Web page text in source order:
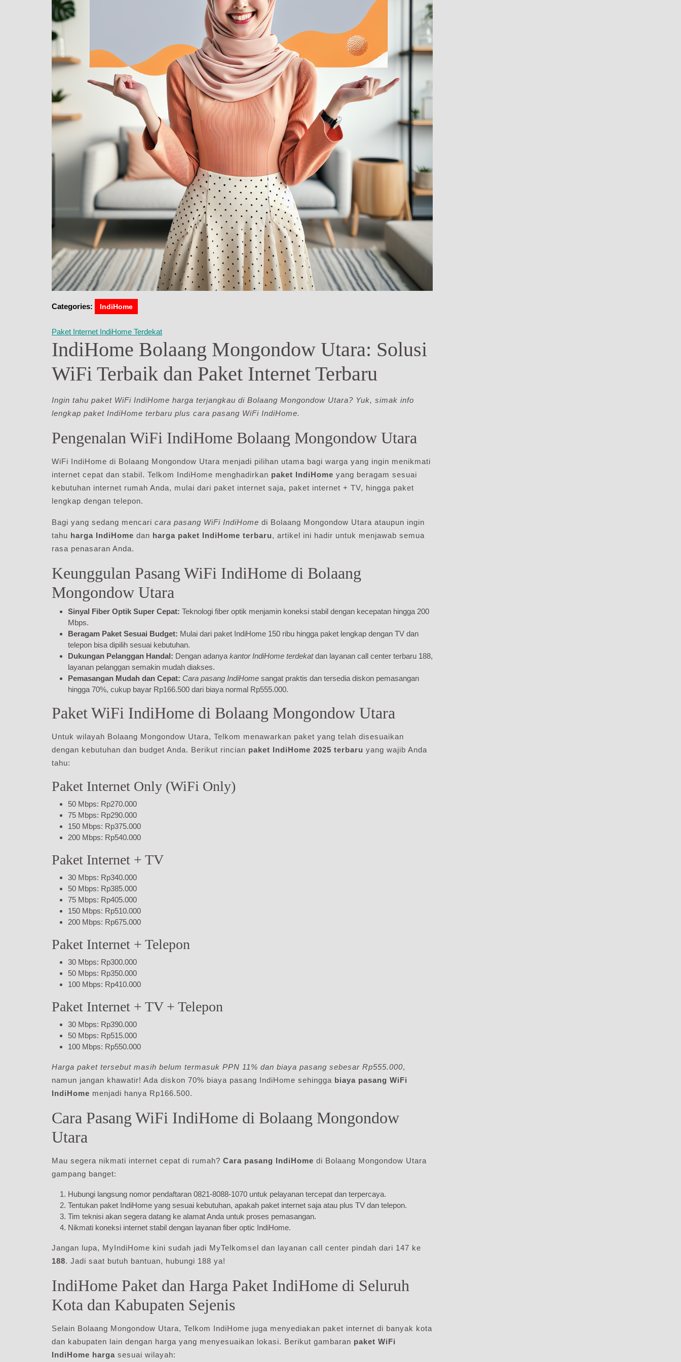
Categories: IndiHome
Paket Internet IndiHome Terdekat
IndiHome Bolaang Mongondow Utara: Solusi
WiFi Terbaik dan Paket Internet Terbaru
Ingin tahu paket WiFi IndiHome harga terjangkau di Bolaang Mongondow Utara? Yuk, simak info
lengkap paket IndiHome terbaru plus cara pasang WiFi IndiHome.
Pengenalan WiFi IndiHome Bolaang Mongondow Utara
WiFi IndiHome di Bolaang Mongondow Utara menjadi pilihan utama bagi warga yang ingin menikmati
internet cepat dan stabil. Telkom IndiHome menghadirkan paket IndiHome yang beragam sesuai
kebutuhan internet rumah Anda, mulai dari paket internet saja, paket internet + TV, hingga paket
lengkap dengan telepon.
Bagi yang sedang mencari cara pasang WiFi IndiHome di Bolaang Mongondow Utara ataupun ingin
tahu harga IndiHome dan harga paket IndiHome terbaru, artikel ini hadir untuk menjawab semua
rasa penasaran Anda.
Keunggulan Pasang WiFi IndiHome di Bolaang
Mongondow Utara
Sinyal Fiber Optik Super Cepat: Teknologi fiber optik menjamin koneksi stabil dengan kecepatan hingga 200
Mbps.
Beragam Paket Sesuai Budget: Mulai dari paket IndiHome 150 ribu hingga paket lengkap dengan TV dan
telepon bisa dipilih sesuai kebutuhan.
Dukungan Pelanggan Handal: Dengan adanya kantor IndiHome terdekatdan layanan call center terbaru 188,
layanan pelanggan semakin mudah diakses.
Pemasangan Mudah dan Cepat: Cara pasang IndiHome sangat praktis dan tersedia diskon pemasangan
hingga 70%, cukup bayar Rp166.500 dari biaya normal Rp555.000.
Paket WiFi IndiHome di Bolaang Mongondow Utara
Untuk wilayah Bolaang Mongondow Utara, Telkom menawarkan paket yang telah disesuaikan
dengan kebutuhan dan budget Anda. Berikut rincian paket IndiHome 2025 terbaru yang wajib Anda
tahu:
Paket Internet Only (WiFi Only)
50 Mbps: Rp270.000
75 Mbps: Rp290.000
150 Mbps: Rp375.000
200 Mbps: Rp540.000
Paket Internet + TV
30 Mbps: Rp340.000
50 Mbps: Rp385.000
75 Mbps: Rp405.000
150 Mbps: Rp510.000
200 Mbps: Rp675.000
Paket Internet + Telepon
30 Mbps: Rp300.000
50 Mbps: Rp350.000
100 Mbps: Rp410.000
Paket Internet + TV + Telepon
30 Mbps: Rp390.000
50 Mbps: Rp515.000
100 Mbps: Rp550.000
Harga paket tersebut masih belum termasuk PPN 11% dan biaya pasang sebesar Rp555.000,
namun jangan khawatir! Ada diskon 70% biaya pasang IndiHome sehingga biaya pasang WiFi
IndiHome menjadi hanya Rp166.500.
Cara Pasang WiFi IndiHome di Bolaang Mongondow
Utara
Mau segera nikmati internet cepat di rumah? Cara pasang IndiHome di Bolaang Mongondow Utara
gampang banget:
Hubungi langsung nomor pendaftaran 0821-8088-1070 untuk pelayanan tercepat dan terpercaya.
Tentukan paket IndiHome yang sesuai kebutuhan, apakah paket internet saja atau plus TV dan telepon.
Tim teknisi akan segera datang ke alamat Anda untuk proses pemasangan.
Nikmati koneksi internet stabil dengan layanan fiber optic IndiHome.
Jangan lupa, MyIndiHome kini sudah jadi MyTelkomsel dan layanan call center pindah dari 147 ke
188. Jadi saat butuh bantuan, hubungi 188 ya!
IndiHome Paket dan Harga Paket IndiHome di Seluruh
Kota dan Kabupaten Sejenis
Selain Bolaang Mongondow Utara, Telkom IndiHome juga menyediakan paket internet di banyak kota
dan kabupaten lain dengan harga yang menyesuaikan lokasi. Berikut gambaran paket WiFi
IndiHome harga sesuai wilayah: